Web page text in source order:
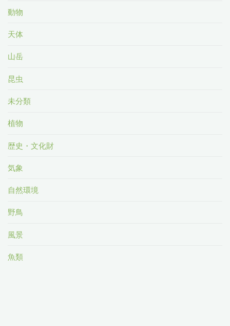
動物
天体
山岳
昆虫
未分類
植物
歴史・文化財
気象
自然環境
野鳥
風景
魚類